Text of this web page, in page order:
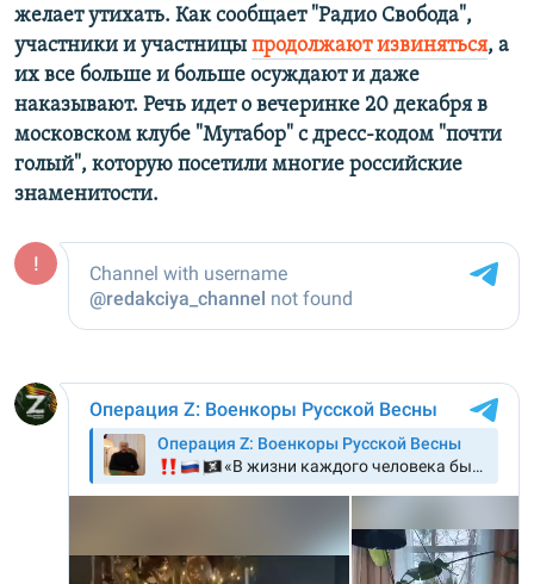
желает утихать. Как сообщает "Радио Свобода",
участники и участницы продолжают извиняться, а
их все больше и больше осуждают и даже
наказывают. Речь идет о вечеринке 20 декабря в
московском клубе "Мутабор" с дресс-кодом "почти
голый", которую посетили многие российские
знаменитости.